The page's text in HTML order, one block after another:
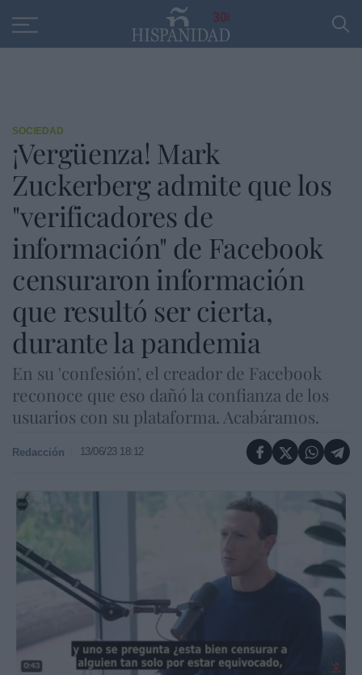
30
SOCIEDAD
¡Vergüenza! Mark
Zuckerberg admite que los
"verificadores de
información" de Facebook
censuraron información
que resultó ser cierta,
durante la pandemia
En su 'confesión', el creador de Facebook
reconoce que eso dañó la confianza de los
usuarios con su plataforma. Acabáramos.
Redacción 13/06/23 18:12